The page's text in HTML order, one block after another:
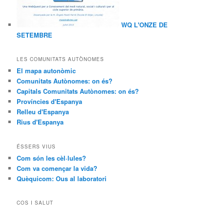
WQ L'ONZE DE
SETEMBRE
LES COMUNITATS AUTÒNOMES
El mapa autonòmic
Comunitats Autònomes: on és?
Capitals Comunitats Autònomes: on és?
Províncies d'Espanya
Relleu d'Espanya
Rius d'Espanya
ÉSSERS VIUS
Com són les cèl·lules?
Com va començar la vida?
Quèquicom: Ous al laboratori
COS I SALUT